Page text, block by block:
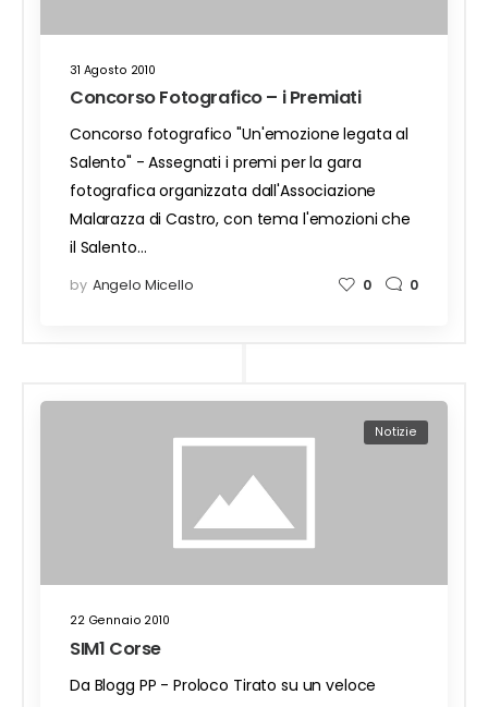
31 Agosto 2010
Concorso Fotografico – i Premiati
Concorso fotografico "Un'emozione legata al
Salento" - Assegnati i premi per la gara
fotografica organizzata dall'Associazione
Malarazza di Castro, con tema l'emozioni che
il Salento…
by Angelo Micello 0 0
22 Gennaio 2010
Notizie
SIM1 Corse
Da Blogg PP - Proloco Tirato su un veloce